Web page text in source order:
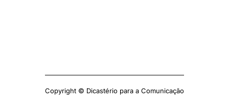
Copyright © Dicastério para a Comunicação